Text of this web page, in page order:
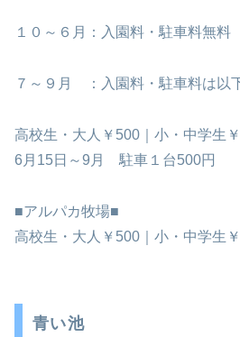
１０～６月：入園料・駐車料無料
７～９月 ：入園料・駐車料は以
高校生・大人￥500｜小・中学生
6月15日～9月 駐車１台500円
■アルパカ牧場■
高校生・大人￥500｜小・中学生
青い池